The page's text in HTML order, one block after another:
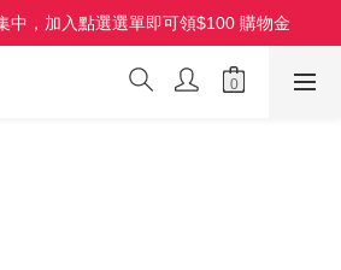
潤離子夾 全新上市 首批限量
中，加入點選選單即可領$100 購物金
潤離子夾 全新上市 首批限量